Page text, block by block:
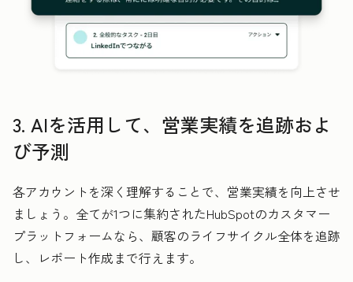
3. AIを活用して、営業実績を追跡およ
び予測
各アカウントを深く理解することで、営業実績を向上させ
ましょう。全てが1つに集約されたHubSpotのカスタマー
プラットフォームなら、顧客のライフサイクル全体を追跡
し、レポート作成まで行えます。